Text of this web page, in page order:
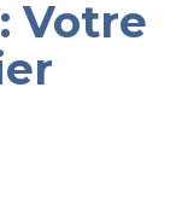
Votre